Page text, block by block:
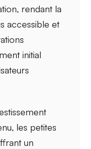
, rendant la
accessible et
initial
les petites
un